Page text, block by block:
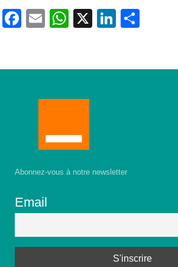
Facebook
EmailWhatsApp
X LinkedIn
Abonnez-vous à notre newsletter
Email